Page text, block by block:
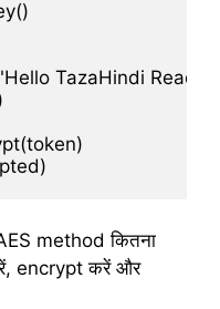
TazaHindi
method कितना
encrypt करें और